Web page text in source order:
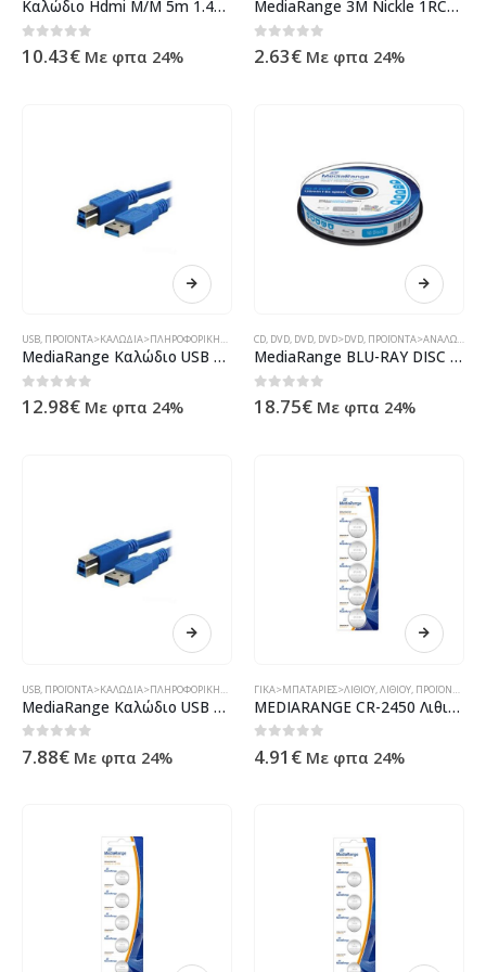
Καλώδιο Hdmi Μ/Μ 5m 1.4v MediaRange ( 70019 )
0 out of 5
10.43€ Με φπα 24%
MediaRange 3M Nickle 1RCA Plug To 1RCA Plug
0out of 5
2.63€ Με φπα 24%
USB, ΠΡΟΪΌΝΤΑ>ΚΑΛΏΔΙΑ>ΠΛΗΡΟΦΟΡΙΚΉΣ>USB
MediaRange Καλώδιο USB 3.0 A-B 5m
0 out of 5
12.98€ Με φπα 24%
CD, DVD, DVD, DVD>DVD, ΠΡΟΪΌΝΤΑ>ΑΝΑΛΏΣΙΜΑ>CD
MediaRange BLU-RAY DISC printable BD-R 25GB 1-4x speed Cakebox 10τεμ
0 out of 5
18.75€ Με φπα 24%
USB, ΠΡΟΪΌΝΤΑ>ΚΑΛΏΔΙΑ>ΠΛΗΡΟΦΟΡΙΚΉΣ>USB
MediaRange Καλώδιο USB 3.00 A-B 2m
0out of 5
7.88€ Με φπα 24%
ΓΙΚΆ>ΜΠΑΤΑΡΊΕΣ>ΛΙΘΊΟΥ,ΛΙΘΊΟΥ, ΠΡΟΪΌΝΤΑ>ΗΛΕΚΤΡΟΝΙΚΆ & ΗΛΕΚΤΡ
MEDIARANGE CR-2450 Λιθιου Καρτέλα 5τεμ Μπαταρία 3v
0out of 5
4.91 € Με φπα 24%